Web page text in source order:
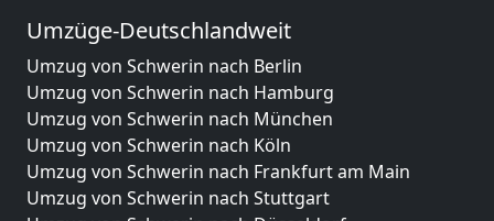
Umzüge-Deutschlandweit
Umzug von Schwerin nach Berlin
Umzug von Schwerin nach Hamburg
Umzug von Schwerin nach München
Umzug von Schwerin nach Köln
Umzug von Schwerin nach Frankfurt am Main
Umzug von Schwerin nach Stuttgart